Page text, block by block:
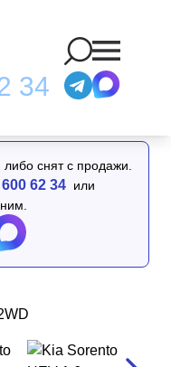
34
Prestige 2WD
снят с продажи.
62 34 или